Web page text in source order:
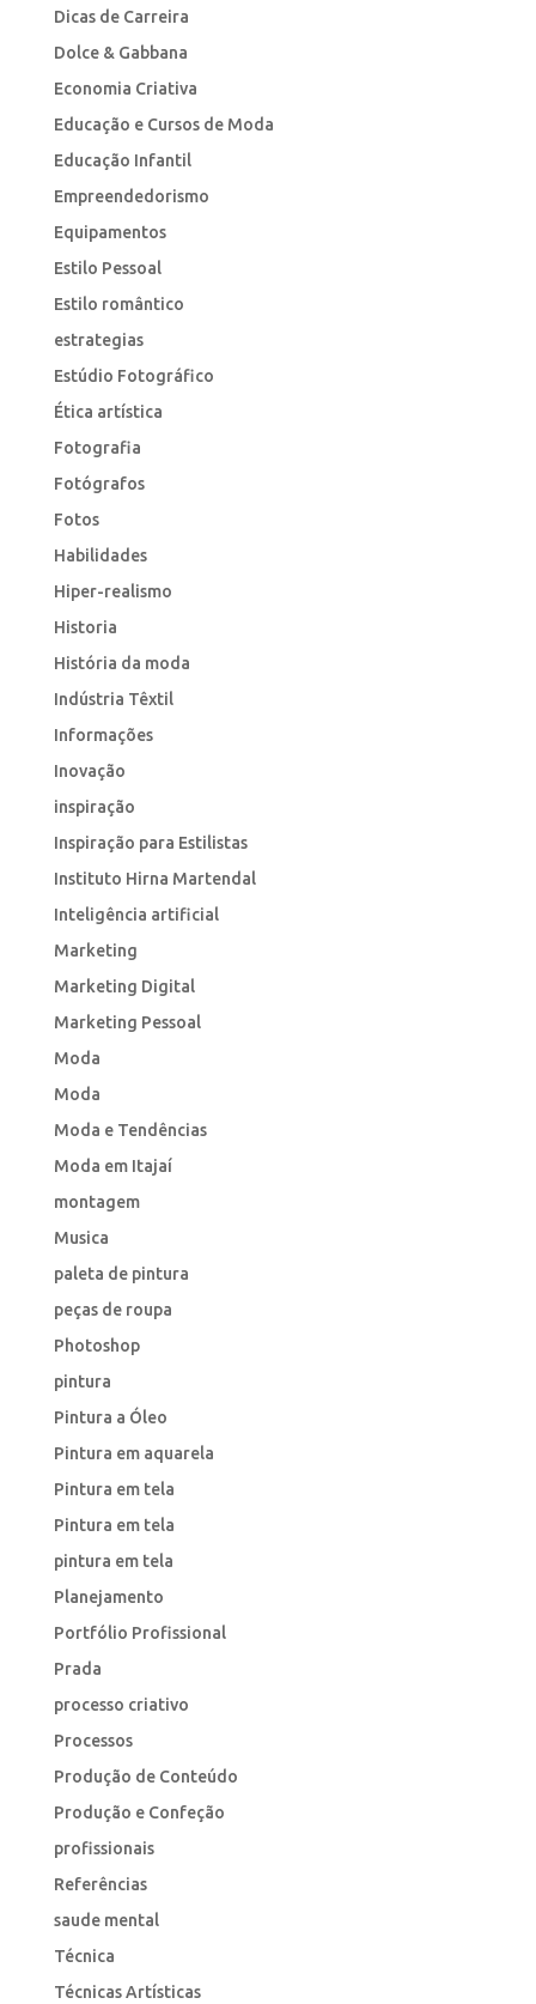
Dicas de Carreira
Dolce & Gabbana
Economia Criativa
Educação e Cursos de Moda
Educação Infantil
Empreendedorismo
Equipamentos
Estilo Pessoal
Estilo romântico
estrategias
Estúdio Fotográfico
Ética artística
Fotografia
Fotógrafos
Fotos
Habilidades
Hiper-realismo
Historia
História da moda
Indústria Têxtil
Informações
Inovação
inspiração
Inspiração para Estilistas
Instituto Hirna Martendal
Inteligência artificial
Marketing
Marketing Digital
Marketing Pessoal
Moda
Moda
Moda e Tendências
Moda em Itajaí
montagem
Musica
paleta de pintura
peças de roupa
Photoshop
pintura
Pintura a Óleo
Pintura em aquarela
Pintura em tela
Pintura em tela
pintura em tela
Planejamento
Portfólio Profissional
Prada
processo criativo
Processos
Produção de Conteúdo
Produção e Confeção
profissionais
Referências
saude mental
Técnica
Técnicas Artísticas